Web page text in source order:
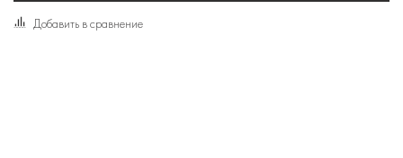
Добавить в сравнение